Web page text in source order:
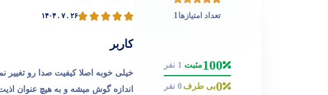
تعداد امتیازها 1
100مثبت 1 نفر
0بی طرف 0 نفر
۱۴۰۴ . ۷ . ۲۶
کاربر
خیلی خوبه اصلا کیفیت صدا رو
اندازه گوش میشه و به هیچ عنوان